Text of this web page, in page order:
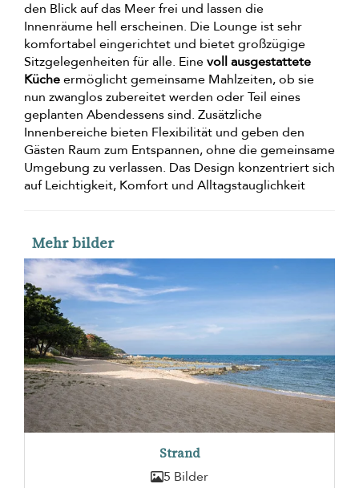
den Blick auf das Meer frei und lassen die
Innenräume hell erscheinen. Die Lounge ist sehr
komfortabel eingerichtet und bietet großzügige
Sitzgelegenheiten für alle. Einevoll ausgestattete
Kücheermöglicht gemeinsame Mahlzeiten, ob sie
nun zwanglos zubereitet werden oder Teil eines
geplanten Abendessens sind. Zusätzliche
Innenbereiche bieten Flexibilität und geben den
Gästen Raum zum Entspannen, ohne die gemeinsame
Umgebung zu verlassen. Das Design konzentriert sich
auf Leichtigkeit, Komfort und Alltagstauglichkeit
Mehr bilder
Strand
5 Bilder